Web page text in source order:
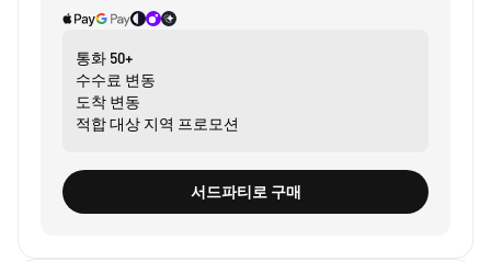
통화 50+
수수료 변동
도착 변동
적합 대상 지역 프로모션
서드파티로 구매